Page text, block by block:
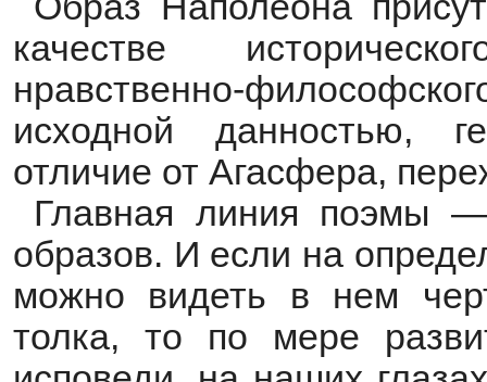
качестве
нравственно-
исходной данностью,
отличие от Агасфера,
Главная линия поэмы
образов. И если на
можно видеть в нем
толка, то по мере